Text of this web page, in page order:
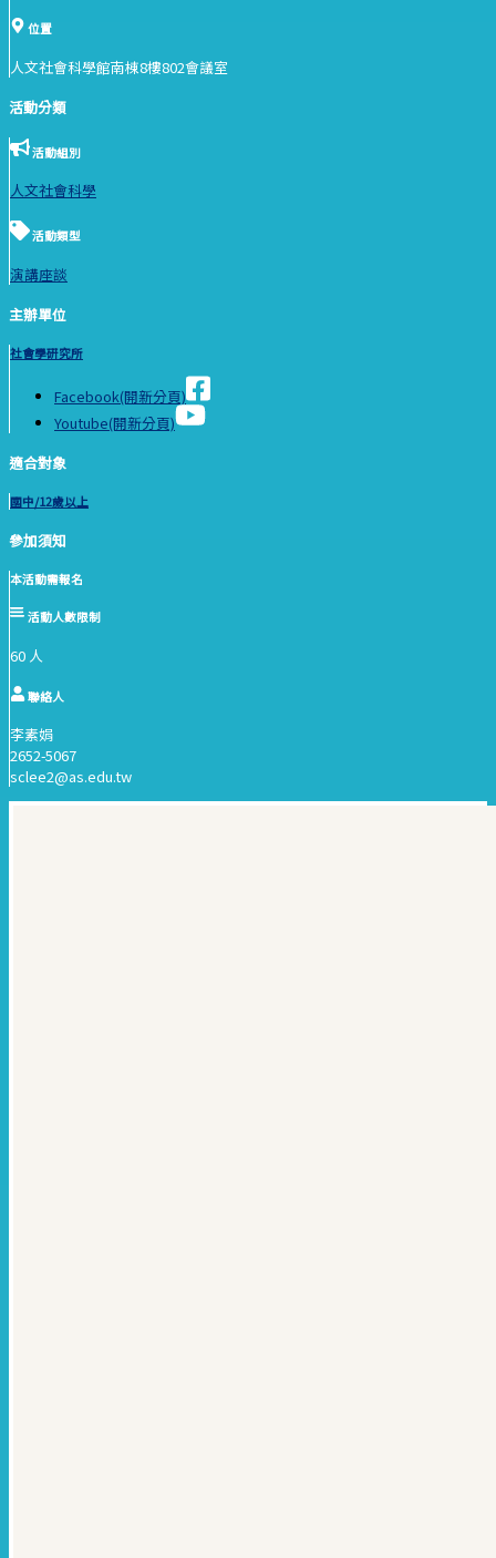
位置
人文社會科學館南棟8樓802會議室
活動分類
活動組別
人文社會科學
活動類型
演講座談
主辦單位
社會學研究所
Facebook(開新分頁)
Youtube(開新分頁)
適合對象
國中/12歲以上
參加須知
本活動需報名
活動人數限制
60 人
聯絡人
李素娟
2652-5067
sclee2@as.edu.tw